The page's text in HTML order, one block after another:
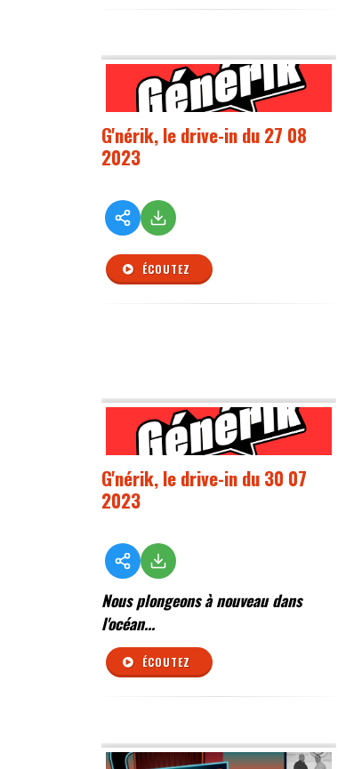
G'nérik, le drive-in du 27 08
2023
ÉCOUTEZ
G'nérik, le drive-in du 30 07
2023
Nous plongeons à nouveau dans
l'océan...
ÉCOUTEZ